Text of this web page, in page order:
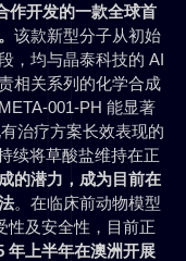
作开发的一款全球首
该款新型分⼦从初始
，均与晶泰科技的 AI
相关系列的化学合成
001-PH 能显著
治疗方案长效表现的
续将草酸盐维持在正
的潜力，成为目前在
。在临床前动物模型
性及安全性，目前正
年上半年在澳洲开展